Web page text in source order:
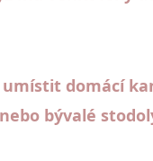
umístit domácí
bývalé